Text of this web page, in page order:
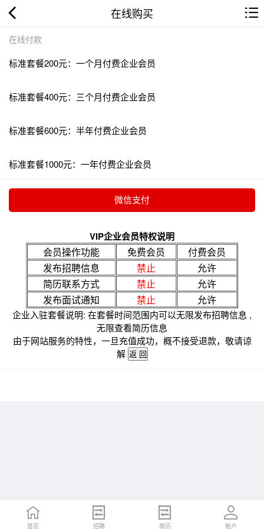
在线购买
在线付款
标准套餐200元：一个月付费企业会员
标准套餐400元：三个月付费企业会员
标准套餐600元：半年付费企业会员
标准套餐1000元：一年付费企业会员
VIP企业会员特权说明
会员操作功能 免费会员
付费会员
发布招聘信息
禁止
允许
简历联系方式
禁止
允许
发布面试通知
禁止 允许
企业入驻套餐说明: 在套餐时间范围内可以无限发布招聘信息 ,
无限查看简历信息
由于网站服务的特性，一旦充值成功，概不接受退款，敬请谅
解
首页 招聘 简历 账户